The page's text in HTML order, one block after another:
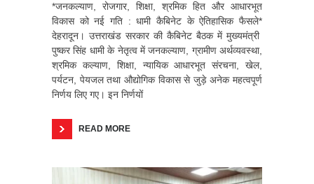
*जनकल्याण, रोजगार, शिक्षा, श्रमिक हित और आधारभूत
विकास को नई गति : धामी कैबिनेट के ऐतिहासिक फैसले*
देहरादून। उत्तराखंड सरकार की कैबिनेट बैठक में मुख्यमंत्री
पुष्कर सिंह धामी के नेतृत्व में जनकल्याण, ग्रामीण अर्थव्यवस्था,
श्रमिक कल्याण, शिक्षा, न्यायिक आधारभूत संरचना, खेल,
पर्यटन, पेयजल तथा औद्योगिक विकास से जुड़े अनेक महत्वपूर्ण
निर्णय लिए गए। इन निर्णयों
READ MORE